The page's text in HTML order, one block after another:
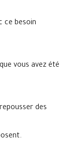
ce besoin
vous avez été
des